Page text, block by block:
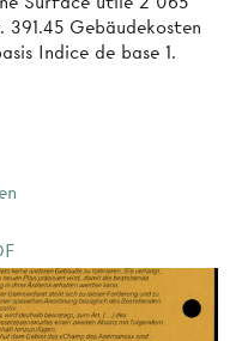
391.45 Gebäudekosten
Indice de base 1.